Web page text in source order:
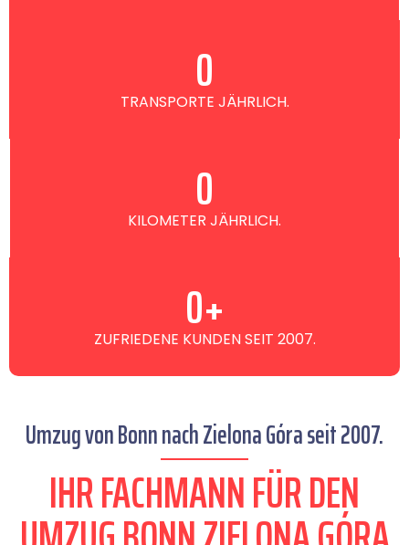
TRANSPORTE JÄHRLICH.
0
KILOMETER JÄHRLICH.
0
ZUFRIEDENE KUNDEN SEIT 2007.
0+
Umzug von Bonn nach Zielona Góra seit 2007.
IHR FACHMANN FÜR DEN